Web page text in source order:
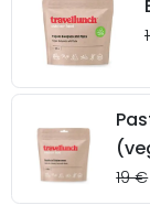
19 €